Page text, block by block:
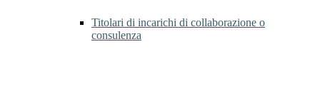
Titolari di incarichi di collaborazione o
consulenza